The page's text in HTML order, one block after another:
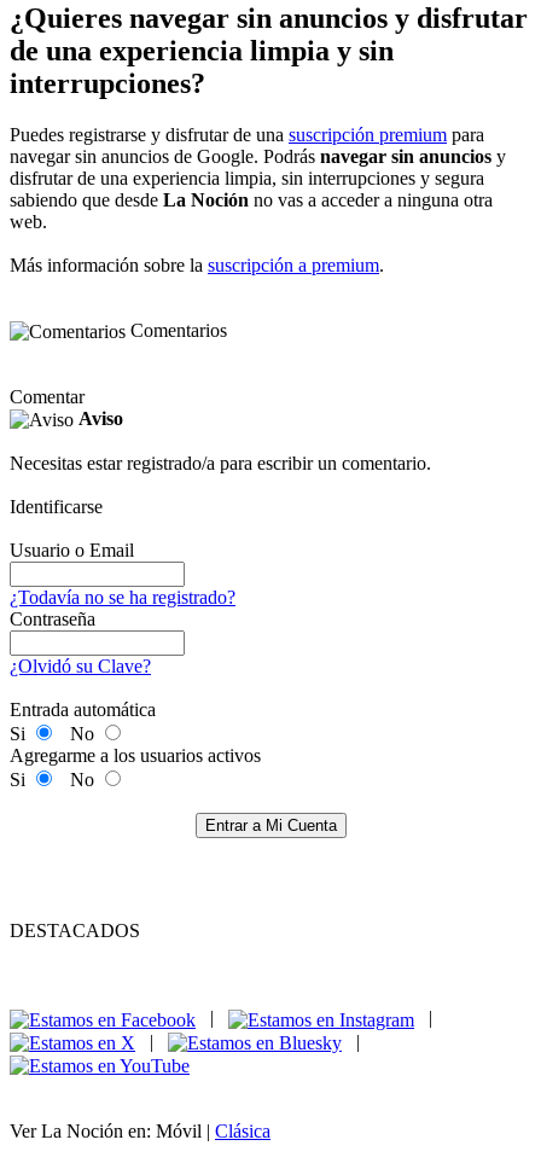
¿Quieres navegar sin anuncios y disfrutar
de una experiencia limpia y sin
interrupciones?
Puedes registrarse y disfrutar de una suscripción premium para
navegar sin anuncios de Google. Podrás navegar sin anuncios y
disfrutar de una experiencia limpia, sin interrupciones y segura
sabiendo que desde La Noción no vas a acceder a ninguna otra
web.
Más información sobre la suscripción a premium.
Comentarios
Comentar
Aviso
Necesitas estar registrado/a para escribir un comentario.
Identificarse
Usuario o Email
¿Todavía no se ha registrado?
Contraseña
¿Olvidó su Clave?
Entrada automática
Si
No
Agregarme a los usuarios activos
Si
No
Entrar a Mi Cuenta
DESTACADOS
|
|
|
|
Ver La Noción en: Móvil | Clásica